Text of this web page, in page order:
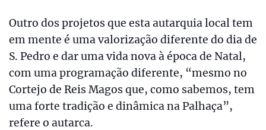
Outro dos projetos que esta autarquia local tem
em mente é uma valorização diferente do dia de
S. Pedro e dar uma vida nova à época de Natal,
com uma programação diferente, “mesmo no
Cortejo de Reis Magos que, como sabemos, tem
uma forte tradição e dinâmica na Palhaça”,
refere o autarca.